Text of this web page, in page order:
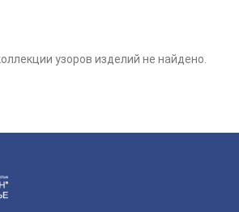
узоров изделий не найдено.